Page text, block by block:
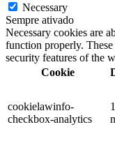
Necessary
Sempre ativado
Necessary cookies are
function properly.
security features of the
Cookie
cookielawinfo-
checkbox-analytics